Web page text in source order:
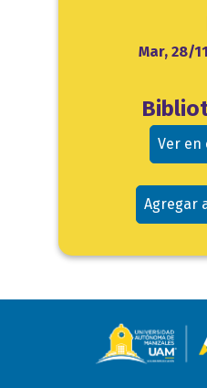
Mar, 28/
Ubicación
Ver en
Agregar